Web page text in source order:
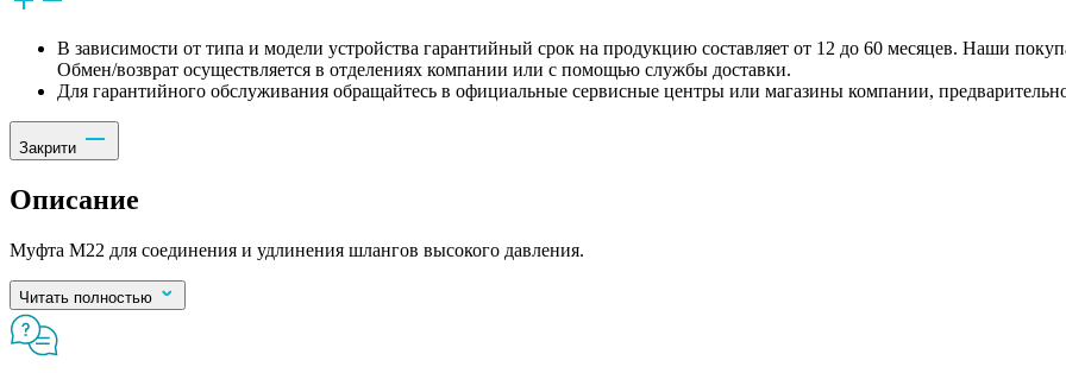
В зависимости от типа и модели устройства гарантийный срок на продукцию составляет от 12 до 60 месяцев. Наши
Обмен/возврат осуществляется в отделениях компании или с помощью службы доставки.
Для гарантийного обслуживания обращайтесь в официальные сервисные центры или магазины компании,
Закрити
Описание
Муфта M22 для соединения и удлинения шлангов высокого давления.
Читать полностью